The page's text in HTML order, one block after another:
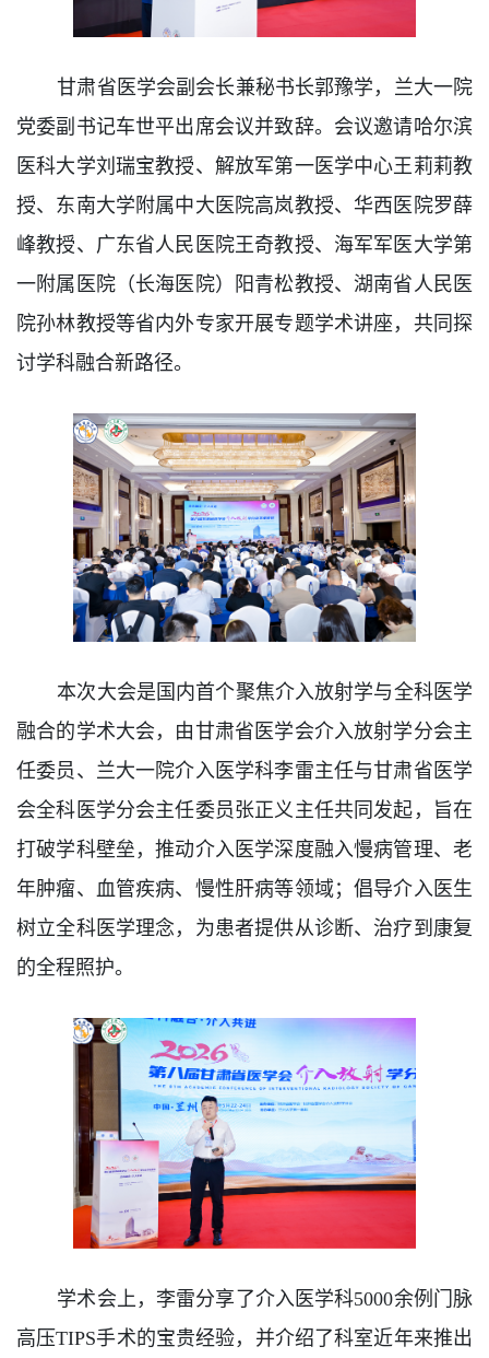
甘肃省医学会副会长兼秘书长郭豫学，兰大一院
党委副书记车世平出席会议并致辞。会议邀请哈尔滨
医科大学刘瑞宝教授、解放军第一医学中心王莉莉教
授、东南大学附属中大医院高岚教授、华西医院罗薛
峰教授、广东省人民医院王奇教授、海军军医大学第
一附属医院（长海医院）阳青松教授、湖南省人民医
院孙林教授等省内外专家开展专题学术讲座，共同探
讨学科融合新路径。
本次大会是国内首个聚焦介入放射学与全科医学
融合的学术大会，由甘肃省医学会介入放射学分会主
任委员、兰大一院介入医学科李雷主任与甘肃省医学
会全科医学分会主任委员张正义主任共同发起，旨在
打破学科壁垒，推动介入医学深度融入慢病管理、老
年肿瘤、血管疾病、慢性肝病等领域；倡导介入医生
树立全科医学理念，为患者提供从诊断、治疗到康复
的全程照护。
学术会上，李雷分享了介入医学科5000余例门脉
高压TIPS手术的宝贵经验，并介绍了科室近年来推出